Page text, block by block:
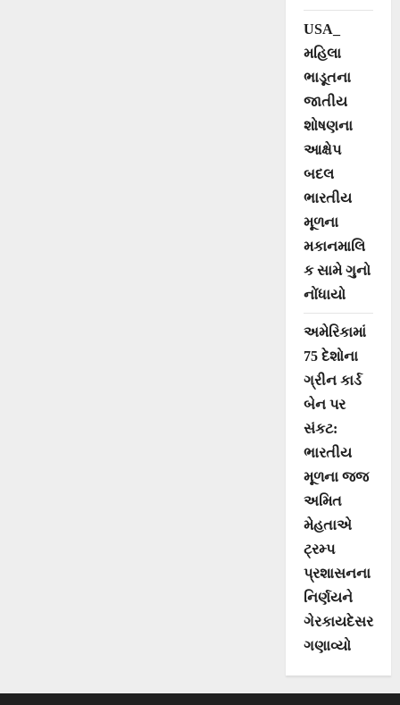
USA_
મહિલા
ભાડૂતના
જાતીય
શોષણના
આક્ષેપ
બદલ
ભારતીય
મૂળના
મકાનમાલિ
ક સામે ગુનો
નોંધાયો
અમેરિકામાં
75 દેશોના
ગ્રીન કાર્ડ
બેન પર
સંકટ:
ભારતીય
મૂળના જજ
અમિત
મેહતાએ
ટ્રમ્પ
પ્રશાસનના
નિર્ણયને
ગેરકાયદેસર
ગણાવ્યો